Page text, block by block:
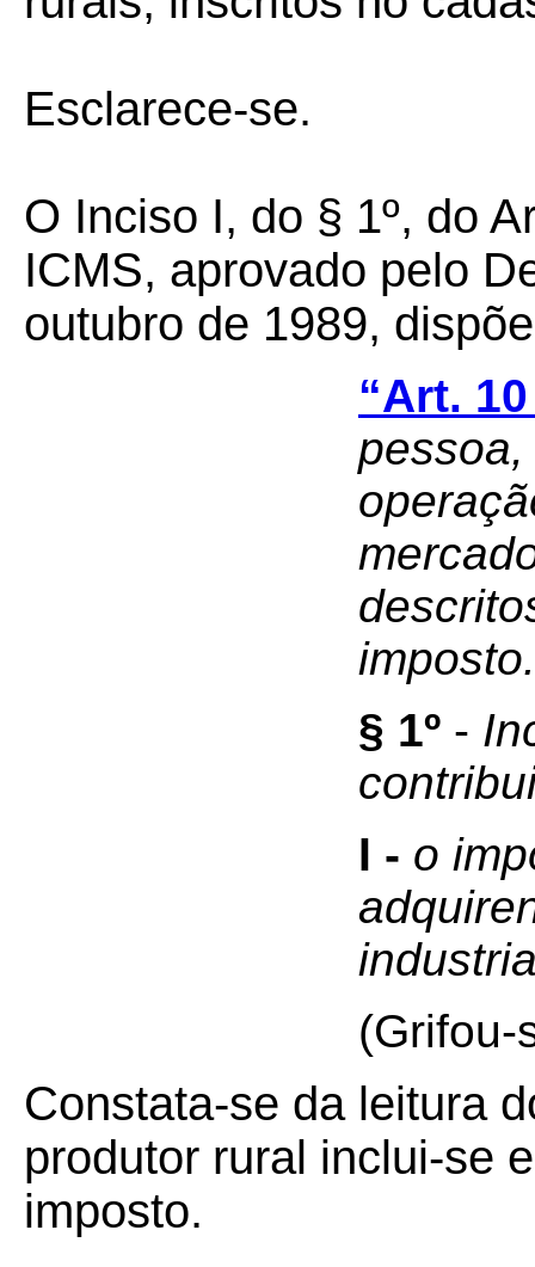
Esclarece-se.
O Inciso I, do § 1º, do
ICMS, aprovado pelo
outubro de 1989,
“Art. 10
imposto.
§ 1º -
I - o
(Grifou-
Constata-se da leitura
produtor rural inclui-se
imposto.